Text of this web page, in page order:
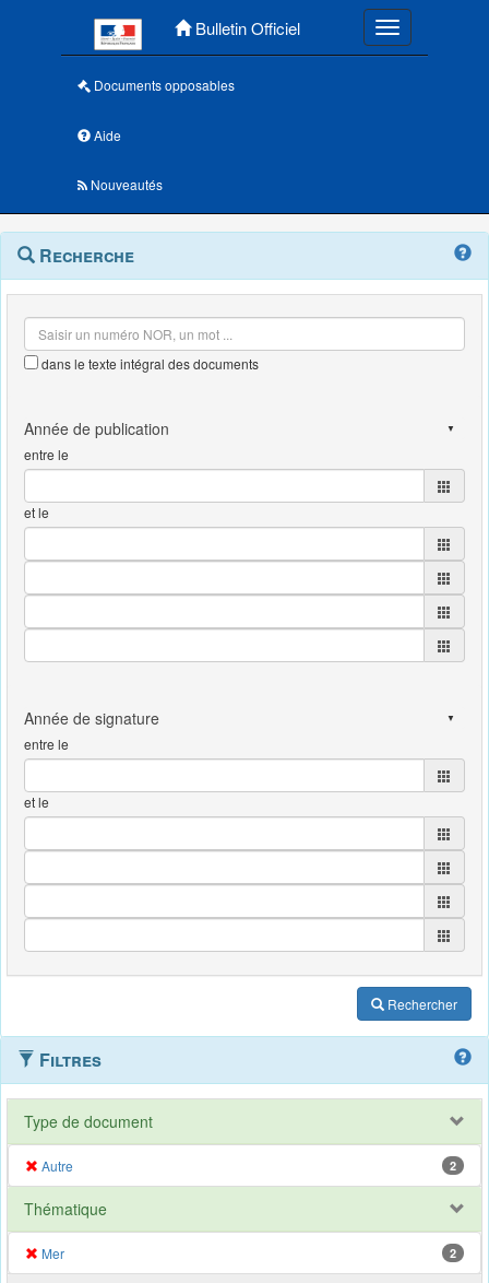
Bulletin Officiel Toggle
Documents opposables
Aide
Nouveautés
Navigation
outils
Menu
contextuel
Recherche
dans le texte intégral des documents
entre le
et le
entre le
et le
Rechercher
Filtres
Type de document
Autre 2
Thématique
Mer 2